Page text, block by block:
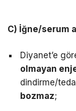
C) İğne/serum
Diyanet’e
olmayan
dindirme/
bozmaz;